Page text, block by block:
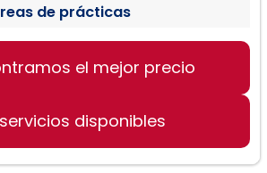
de prácticas
Divorcio
Inmigraciónel mejor precio
disponibles